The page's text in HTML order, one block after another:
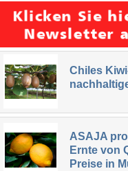
Chiles
ASAJA
Ernte von
Preise in